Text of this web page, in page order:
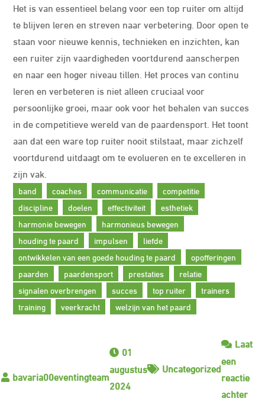
Het is van essentieel belang voor een top ruiter om altijd
te blijven leren en streven naar verbetering. Door open te
staan voor nieuwe kennis, technieken en inzichten, kan
een ruiter zijn vaardigheden voortdurend aanscherpen
en naar een hoger niveau tillen. Het proces van continu
leren en verbeteren is niet alleen cruciaal voor
persoonlijke groei, maar ook voor het behalen van succes
in de competitieve wereld van de paardensport. Het toont
aan dat een ware top ruiter nooit stilstaat, maar zichzelf
voortdurend uitdaagt om te evolueren en te excelleren in
zijn vak.
band coaches communicatie
competitie
discipline
doelen effectiviteit
esthetiek
harmonie bewegen
harmonieus bewegen
houding te paard
impulsen
liefde
ontwikkelen van een goede houding te paard
opofferingen
paarden
paardensport prestaties
relatie
signalen overbrengen
succes top ruiter
trainers
training
veerkracht welzijn van het paard
01
augustus
2024
Uncategorized
Laat
een
reactie
achterop